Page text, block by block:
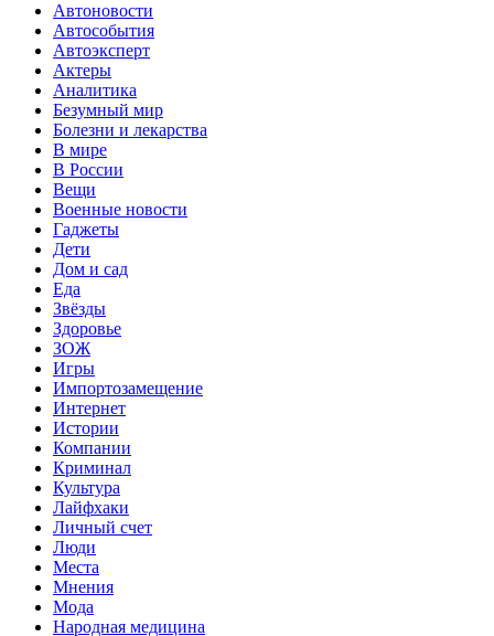
Автоновости
Автособытия
Автоэксперт
Актеры
Аналитика
Безумный мир
Болезни и лекарства
В мире
В России
Вещи
Военные новости
Гаджеты
Дети
Дом и сад
Еда
Звёзды
Здоровье
ЗОЖ
Игры
Импортозамещение
Интернет
Истории
Компании
Криминал
Культура
Лайфхаки
Личный счет
Люди
Места
Мнения
Мода
Народная медицина